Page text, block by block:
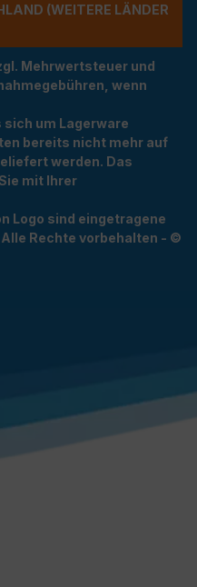
(WEITERE LÄNDER NU
Mehrwertsteuer und
wenn
um Lagerware
bereits nicht mehr auf
werden. Das
mit Ihrer
Logo sind eingetragene
Alle Rechte vorbehalten - ©